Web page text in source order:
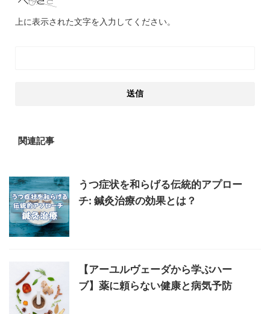
上に表示された文字を入力してください。
関連記事
うつ症状を和らげる伝統的アプロー
チ: 鍼灸治療の効果とは？
【アーユルヴェーダから学ぶハー
ブ】薬に頼らない健康と病気予防